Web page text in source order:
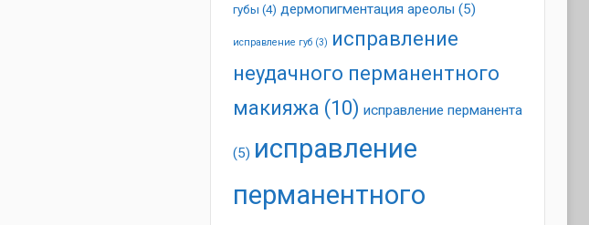
губы (4) дермопигментация ареолы (5)
исправление губ(3) исправление
неудачного перманентного
макияжа (10) исправление перманента
(5) исправление
перманентного